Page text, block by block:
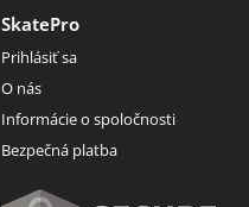
SkatePro
Prihlásiť sa
O nás
Informácie o spoločnosti
Bezpečná platba